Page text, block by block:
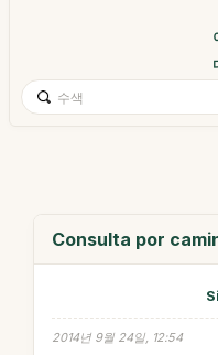
Consulta por
2014년 9월 24일, 12:54